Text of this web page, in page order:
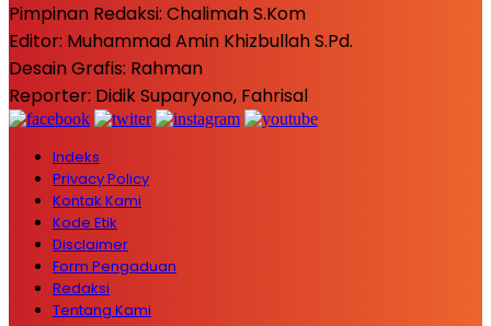
Pimpinan Redaksi: Chalimah S.Kom
Editor: Muhammad Amin Khizbullah S.Pd.
Desain Grafis: Rahman
Reporter: Didik Suparyono, Fahrisal
Indeks
Privacy Policy
Kontak Kami
Kode Etik
Disclaimer
Form Pengaduan
Redaksi
Tentang Kami